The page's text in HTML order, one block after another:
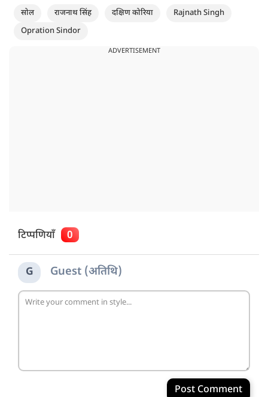
सोल राजनाथ सिंह दक्षिण कोरिया
Rajnath Singh
Opration Sindor
ADVERTISEMENT
टिप्पणियाँ 0
G Guest (अतिथि)
Post Comment